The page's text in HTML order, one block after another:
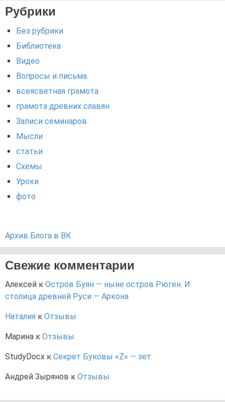
Рубрики
Без рубрики
Библиотека
Видео
Вопросы и письма.
всеясветная грамота
грамота древних славян
Записи семинаров
Мысли
статьи
Схемы
Уроки
фото
Архив Блога в ВК
Свежие комментарии
Алексей к Остров Буян — ныне остров Рюген. И
столица древней Руси — Аркона
Наталия к Отзывы
Марина к Отзывы
StudyDocx к Секрет Буковы «Z» — зет.
Андрей Зырянов к Отзывы